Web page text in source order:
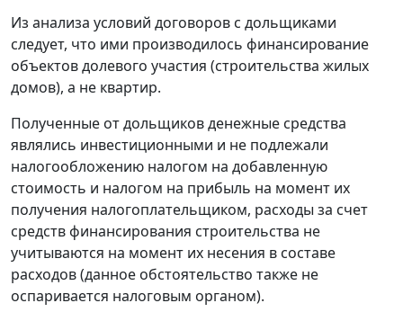
Из анализа условий договоров с дольщиками
следует, что ими производилось финансирование
объектов долевого участия (строительства жилых
домов), а не квартир.
Полученные от дольщиков денежные средства
являлись инвестиционными и не подлежали
налогообложению налогом на добавленную
стоимость и налогом на прибыль на момент их
получения налогоплательщиком, расходы за счет
средств финансирования строительства не
учитываются на момент их несения в составе
расходов (данное обстоятельство также не
оспаривается налоговым органом).